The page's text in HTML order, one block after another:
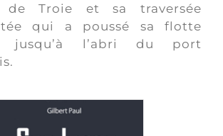
de Troie et sa traversée
qui a poussé sa flotte
jusqu’à l’abri du port